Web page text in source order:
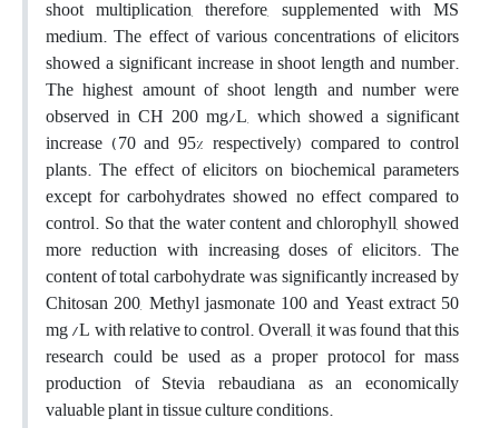
shoot multiplication, therefore, supplemented with MS
medium. The effect of various concentrations of elicitors
showed a significant increase in shoot length and number.
The highest amount of shoot length and number were
observed in CH 200 mg/L, which showed a significant
increase (70 and 95% respectively) compared to control
plants. The effect of elicitors on biochemical parameters
except for carbohydrates showed no effect compared to
control. So that the water content and chlorophyll, showed
more reduction with increasing doses of elicitors. The
content of total carbohydrate was significantly increased by
Chitosan 200, Methyl jasmonate 100 and Yeast extract 50
mg /L with relative to control. Overall, it was found that this
research could be used as a proper protocol for mass
production of Stevia rebaudiana as an economically
valuable plant in tissue culture conditions.